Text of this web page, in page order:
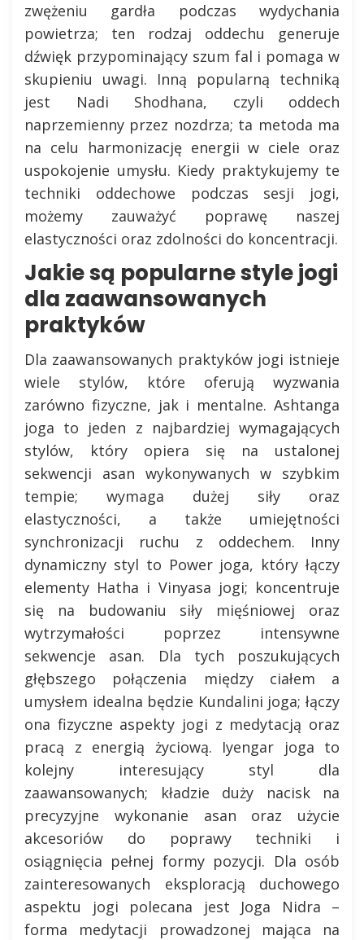
zwężeniu gardła podczas wydychania
powietrza; ten rodzaj oddechu generuje
dźwięk przypominający szum fal i pomaga w
skupieniu uwagi. Inną popularną techniką
jest Nadi Shodhana, czyli oddech
naprzemienny przez nozdrza; ta metoda ma
na celu harmonizację energii w ciele oraz
uspokojenie umysłu. Kiedy praktykujemy te
techniki oddechowe podczas sesji jogi,
możemy zauważyć poprawę naszej
elastyczności oraz zdolności do koncentracji.
Jakie są popularne style jogi
dla zaawansowanych
praktyków
Dla zaawansowanych praktyków jogi istnieje
wiele stylów, które oferują wyzwania
zarówno fizyczne, jak i mentalne. Ashtanga
joga to jeden z najbardziej wymagających
stylów, który opiera się na ustalonej
sekwencji asan wykonywanych w szybkim
tempie; wymaga dużej siły oraz
elastyczności, a także umiejętności
synchronizacji ruchu z oddechem. Inny
dynamiczny styl to Power joga, który łączy
elementy Hatha i Vinyasa jogi; koncentruje
się na budowaniu siły mięśniowej oraz
wytrzymałości poprzez intensywne
sekwencje asan. Dla tych poszukujących
głębszego połączenia między ciałem a
umysłem idealna będzie Kundalini joga; łączy
ona fizyczne aspekty jogi z medytacją oraz
pracą z energią życiową. Iyengar joga to
kolejny interesujący styl dla
zaawansowanych; kładzie duży nacisk na
precyzyjne wykonanie asan oraz użycie
akcesoriów do poprawy techniki i
osiągnięcia pełnej formy pozycji. Dla osób
zainteresowanych eksploracją duchowego
aspektu jogi polecana jest Joga Nidra –
forma medytacji prowadzonej mająca na